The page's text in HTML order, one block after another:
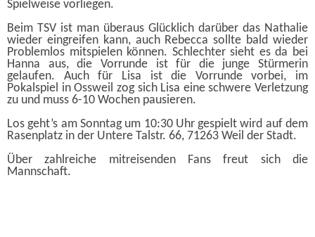
Spielweise vorliegen.
Beim TSV ist man überaus Glücklich darüber das Nathalie
wieder eingreifen kann, auch Rebecca sollte bald wieder
Problemlos mitspielen können. Schlechter sieht es da bei
Hanna aus, die Vorrunde ist für die junge Stürmerin
gelaufen. Auch für Lisa ist die Vorrunde vorbei, im
Pokalspiel in Ossweil zog sich Lisa eine schwere Verletzung
zu und muss 6-10 Wochen pausieren.
Los geht’s am Sonntag um 10:30 Uhr gespielt wird auf dem
Rasenplatz in der Untere Talstr. 66, 71263 Weil der Stadt.
Über zahlreiche mitreisenden Fans freut sich die
Mannschaft.